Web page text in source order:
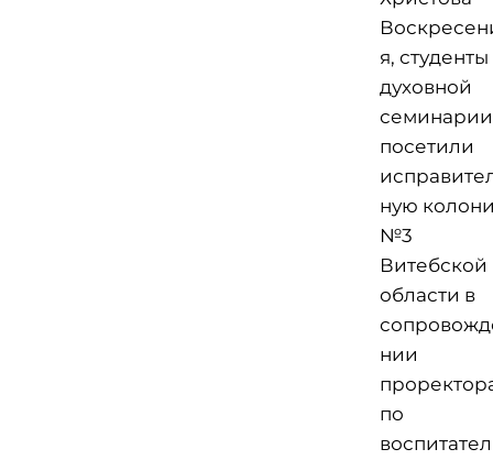
я, студенты
духовной
семинарии
посетили
ную
№3
Витебской
области в
нии
по